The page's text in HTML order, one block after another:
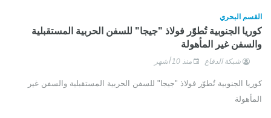
القسم البحري
كوريا الجنوبية تُطوّر فولاذ "جيجا" للسفن الحربية المستقبلية
والسفن غير المأهولة
شبكة الدفاع منذ 10 أشهر
كوريا الجنوبية تُطوّر فولاذ "جيجا" للسفن الحربية المستقبلية والسفن غير
المأهولة